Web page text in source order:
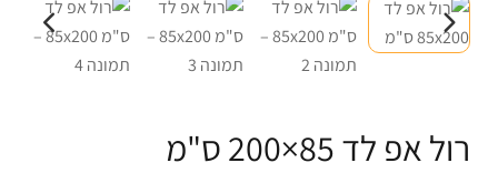
רול אפ לד 85×200 ס"מ